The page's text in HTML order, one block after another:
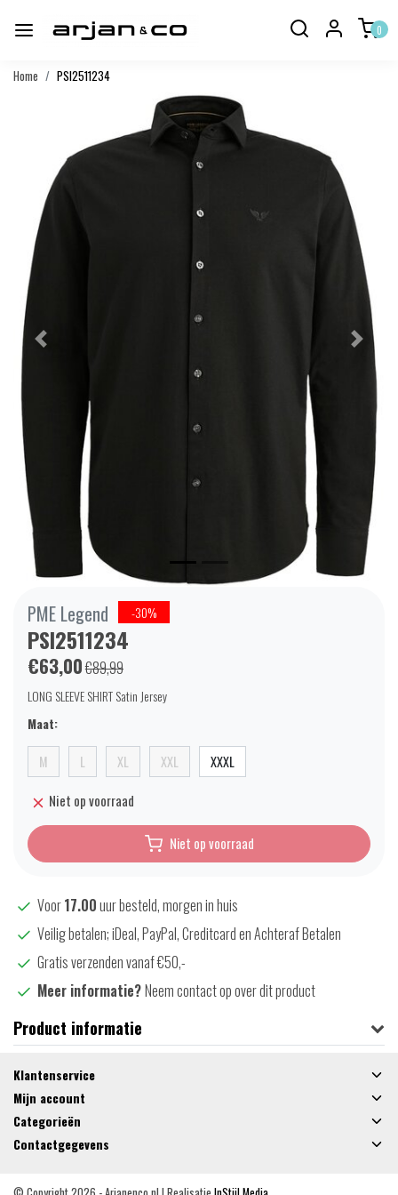
0
Home PSI2511234
Vorige
PME Legend -30%
PSI2511234
€63,00€89,99
LONG SLEEVE SHIRT Satin Jersey
Maat:
M L XL XXL XXXL
Niet op voorraad
Niet op voorraad
Voor17.00uur besteld, morgen in huis
Veilig betalen; iDeal, PayPal, Creditcard en Achteraf Betalen
Gratis verzenden vanaf €50,-
Meer informatie?Neem contact op over dit product
Product informatie
Klantenservice
Mijn account
Categorieën
Contactgegevens